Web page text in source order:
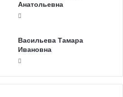
Анатольевна
Васильева Тамара
Ивановна